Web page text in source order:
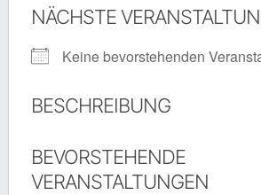
NÄCHSTE
Keine bevorstehenden
BESCHREIBUNG
BEVORSTEHENDE
VERANSTALTUNGEN